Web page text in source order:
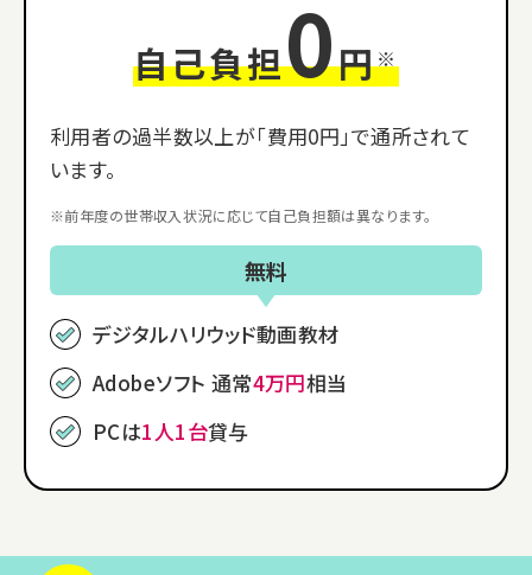
自己負担0円※
利用者の過半数以上が「費用0円」で通所されて
います。
※前年度の世帯収入状況に応じて自己負担額は異なります。
無料
デジタルハリウッド動画教材
Adobeソフト 通常4万円相当
PCは1人1台貸与